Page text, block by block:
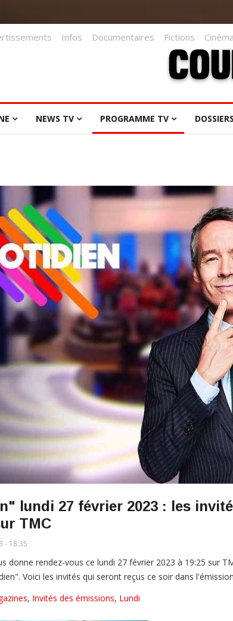
Infos Documentaires Fictions Cinéma
NEWS TV PROGRAMME TV DOSSIERS
lundi 27 février 2023 : les
TMC
- 18:35
donne rendez-vous ce lundi 27 février 2023 à 19:25 sur
Voici les invités qui seront reçus ce soir dans
, Invités des émissions, Lundi